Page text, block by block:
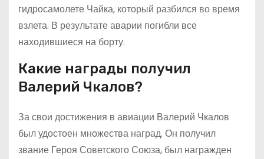
гидросамолете Чайка, который разбился во время
взлета. В результате аварии погибли все
находившиеся на борту.
Какие награды получил
Валерий Чкалов?
За свои достижения в авиации Валерий Чкалов
был удостоен множества наград. Он получил
звание Героя Советского Союза, был награжден